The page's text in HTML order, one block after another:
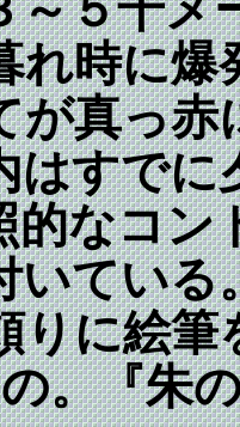
れ時に爆
が真っ赤
はすでに
的なコン
いている
りに絵筆
。『朱